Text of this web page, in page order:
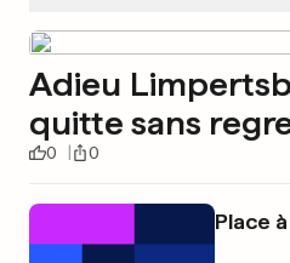
Adieu
quitte sans
0 0
Place